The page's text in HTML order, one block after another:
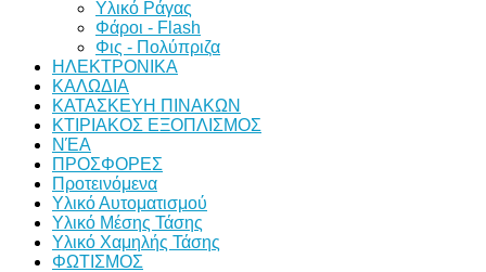
Υλικό Ράγας
Φάροι - Flash
Φις - Πολύπριζα
ΗΛΕΚΤΡΟΝΙΚΑ
ΚΑΛΩΔΙΑ
ΚΑΤΑΣΚΕΥΗ ΠΙΝΑΚΩΝ
ΚΤΙΡΙΑΚΟΣ ΕΞΟΠΛΙΣΜΟΣ
ΝΈΑ
ΠΡΟΣΦΟΡΕΣ
Προτεινόμενα
Υλικό Αυτοματισμού
Υλικό Μέσης Τάσης
Υλικό Χαμηλής Τάσης
ΦΩΤΙΣΜΟΣ